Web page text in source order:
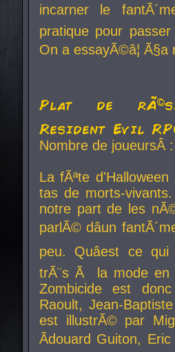
incarner le
pratique pour
On a essayÃ©â¦
Plat de
Resident Evil
Nombre de
La fÃªte
tas de morts-
notre part de les
parlÃ© dâun
peu. Quâest ce
trÃ¨s Ã la mode en
Zombicide est
Raoult, Jean-
est illustrÃ© par
Ãdouard Guiton,